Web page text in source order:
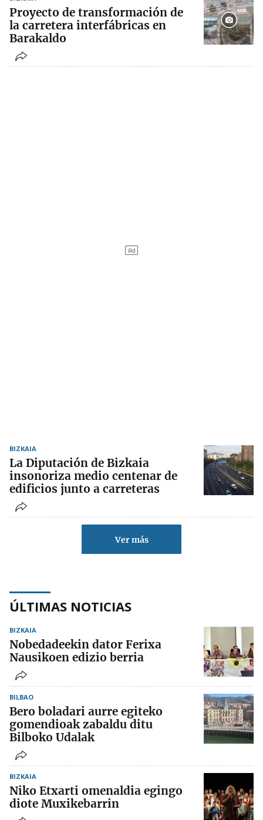
Proyecto de transformación de
la carretera interfábricas en
Barakaldo
BIZKAIA
La Diputación de Bizkaia
insonoriza medio centenar de
edificios junto a carreteras
Ver más
ÚLTIMAS NOTICIAS
BIZKAIA
Nobedadeekin dator Ferixa
Nausikoen edizio berria
BILBAO
Bero boladari aurre egiteko
gomendioak zabaldu ditu
Bilboko Udalak
BIZKAIA
Niko Etxarti omenaldia egingo
diote Muxikebarrin